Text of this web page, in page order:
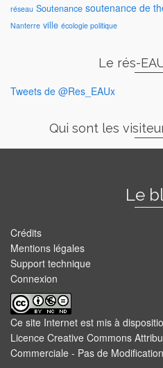
réseau Soutenance soutenance de
Nanterre ville écologie politique
Le rés-
Tweets de @Res_EAUx
Qui sont les
Le
Crédits
Mentions légales
Support technique
Connexion
Ce site Internet est mis à
Licence Creative Commons
Commerciale - Pas de